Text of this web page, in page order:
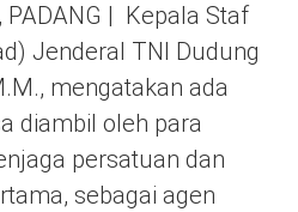
PADANG | Kepala Staf
Jenderal TNI Dudung
mengatakan ada
diambil oleh para
persatuan dan
sebagai agen